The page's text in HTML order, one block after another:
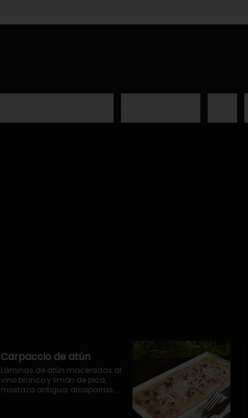
Carpaccio de atún
Láminas de atún maceradas al
vino blanco y limón de pica,
mostaza antigua, alcaparras,